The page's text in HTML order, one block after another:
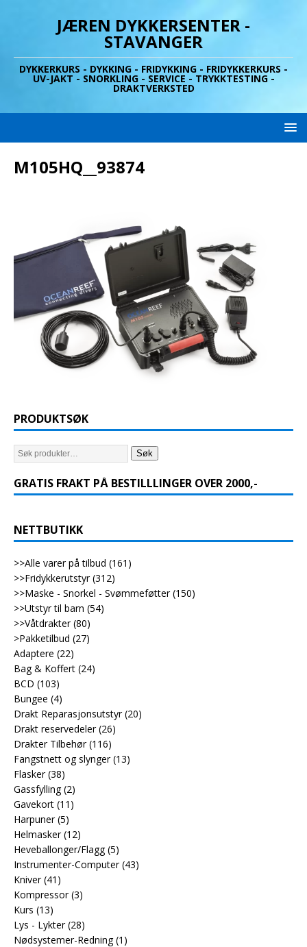
JÆREN DYKKERSENTER -
STAVANGER
DYKKERKURS - DYKKING - FRIDYKKING - FRIDYKKERKURS -
UV-JAKT - SNORKLING - SERVICE - TRYKKTESTING -
DRAKTVERKSTED
M105HQ__93874
PRODUKTSØK
Søk
GRATIS FRAKT PÅ BESTILLLINGER OVER 2000,-
NETTBUTIKK
>>Alle varer på tilbud (161)
>>Fridykkerutstyr (312)
>>Maske - Snorkel - Svømmeføtter (150)
>>Utstyr til barn (54)
>>Våtdrakter (80)
>Pakketilbud (27)
Adaptere (22)
Bag & Koffert (24)
BCD (103)
Bungee (4)
Drakt Reparasjonsutstyr (20)
Drakt reservedeler (26)
Drakter Tilbehør (116)
Fangstnett og slynger (13)
Flasker (38)
Gassfylling (2)
Gavekort (11)
Harpuner (5)
Helmasker (12)
Heveballonger/Flagg (5)
Instrumenter-Computer (43)
Kniver (41)
Kompressor (3)
Kurs (13)
Lys - Lykter (28)
Nødsystemer-Redning (1)